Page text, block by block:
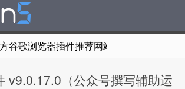
谷歌浏览器插件推荐网站，非Google
v9.0.17.0（公众号撰写辅助运